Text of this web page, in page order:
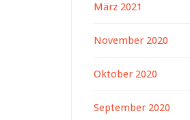
März 2021
November 2020
Oktober 2020
September 2020